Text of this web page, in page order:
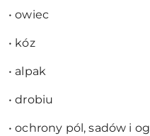
• owiec
• kóz
• alpak
• drobiu
• ochrony pól, sadów i